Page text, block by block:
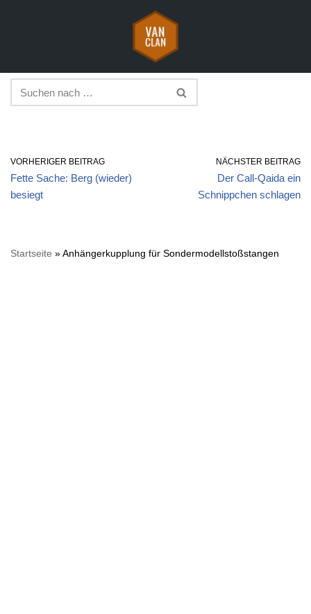
springen
VORHERIGER BEITRAG
Fette Sache: Berg (wieder)
besiegt
NÄCHSTER BEITRAG
Der Call-Qaida ein
Schnippchen schlagen
Startseite »Anhängerkupplung für Sondermodellstoßstangen